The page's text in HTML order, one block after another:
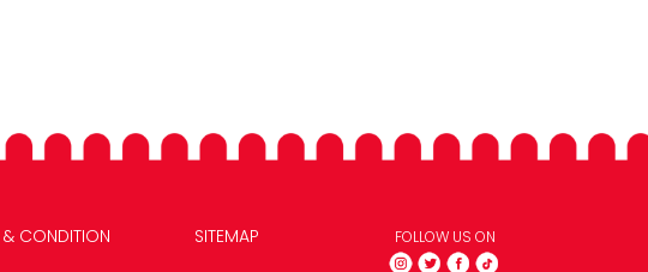
& CONDITION SITEMAP FOLLOW US ON